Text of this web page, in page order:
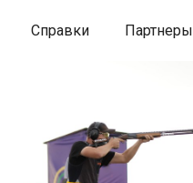
Справки Партнеры